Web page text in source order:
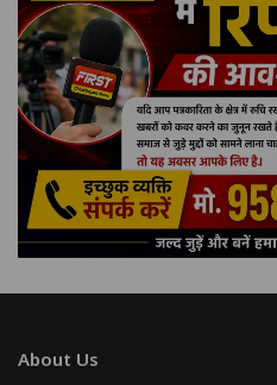
About Us